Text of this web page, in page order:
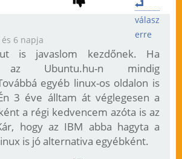
válasz
erre
6 napja
is javaslom kezdőnek. Ha
az Ubuntu.hu-n mindig
egyéb linux-os oldalon is
3 éve álltam át véglegesen a
a régi kedvencem azóta is az
hogy az IBM abba hagyta a
is jó alternativa egyébként.